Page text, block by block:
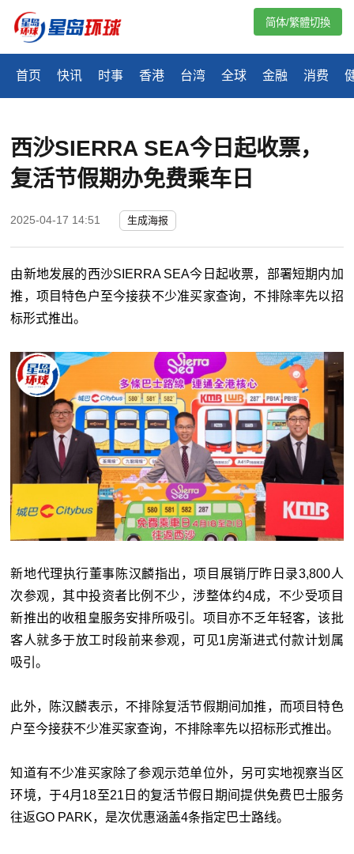
首页 快讯 时事 香港 台湾 全球 金融 消费
简体/繁體切換
西沙SIERRA SEA今日起收票，
复活节假期办免费乘车日
2025-04-17 14:51 生成海报
由新地发展的西沙SIERRA SEA今日起收票，部署短期内加
推，项目特色户至今接获不少准买家查询，不排除率先以招
标形式推出。
新地代理执行董事陈汉麟指出，项目展销厅昨日录3,800人
次参观，其中投资者比例不少，涉整体约4成，不少受项目
新推出的收租皇服务安排所吸引。项目亦不乏年轻客，该批
客人就多于放工时段前来参观，可见1房渐进式付款计划属
吸引。
此外，陈汉麟表示，不排除复活节假期间加推，而项目特色
户至今接获不少准买家查询，不排除率先以招标形式推出。
知道有不少准买家除了参观示范单位外，另可实地视察当区
环境，于4月18至21日的复活节假日期间提供免费巴士服务
往返GO PARK，是次优惠涵盖4条指定巴士路线。